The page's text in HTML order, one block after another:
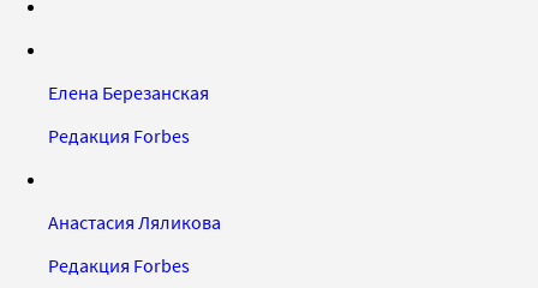
Елена Березанская
Редакция Forbes
Анастасия Ляликова
Редакция Forbes